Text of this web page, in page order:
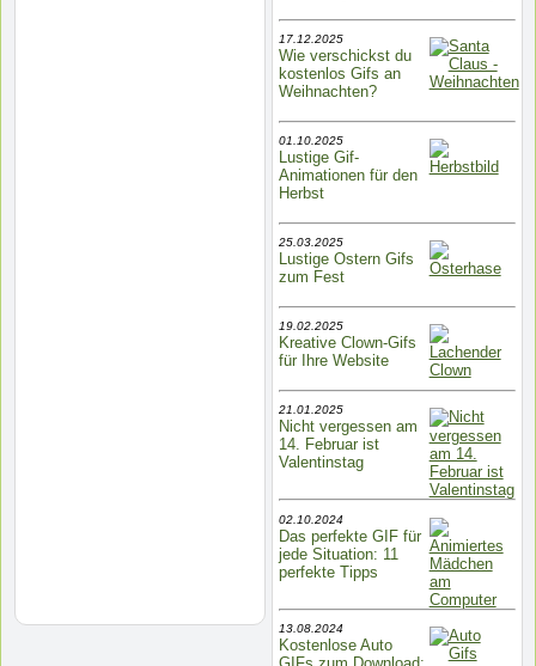
17.12.2025
Wie verschickst du
kostenlos Gifs an
Weihnachten?
01.10.2025
Lustige Gif-
Animationen für den
Herbst
25.03.2025
Lustige Ostern Gifs
zum Fest
19.02.2025
Kreative Clown-Gifs
für Ihre Website
21.01.2025
Nicht vergessen am
14. Februar ist
Valentinstag
02.10.2024
Das perfekte GIF für
jede Situation: 11
perfekte Tipps
13.08.2024
Kostenlose Auto